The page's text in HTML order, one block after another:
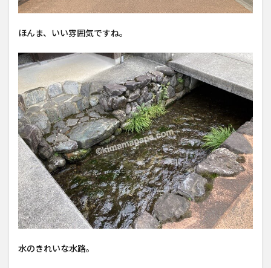
ほんま、いい雰囲気ですね。
水のきれいな水路。